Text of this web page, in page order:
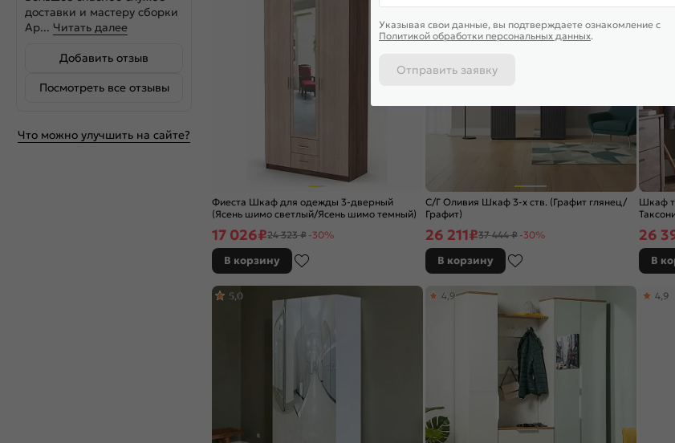
доставки и мастеру сборки
Ар... Читать далее
Добавить отзыв
Посмотреть все отзывы
Что можно улучшить на сайте?
Фиеста Шкаф для одежды 3-дверный
(Ясень шимо светлый/Ясень шимо темный)
17 026₽24 323 ₽ -30%
В корзину
С/Г Оливия Шкаф 3-х ств. (Графит глянец/
Графит)
26 211₽37 444 ₽ -30%
В корзину
Шкаф
26
В
5,0 4,9 4,9
Указывая свои данные, вы подтверждаете ознакомление c
Политикой обработки персональных данных.
Отправить заявку